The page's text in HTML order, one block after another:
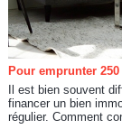
Pour emprunter
Il est bien souvent
financer un bien
régulier. Comment